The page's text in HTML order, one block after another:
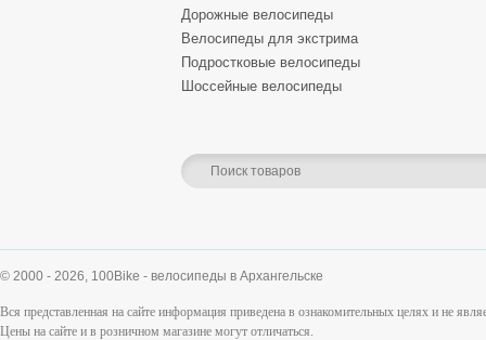
Дорожные велосипеды
Велосипеды для экстрима
Подростковые велосипеды
Шоссейные велосипеды
© 2000 - 2026, 100Bike - велосипеды в Архангельске
Вся представленная на сайте информация приведена в ознакомительных целях и не
Цены на сайте и в розничном магазине могут отличаться.